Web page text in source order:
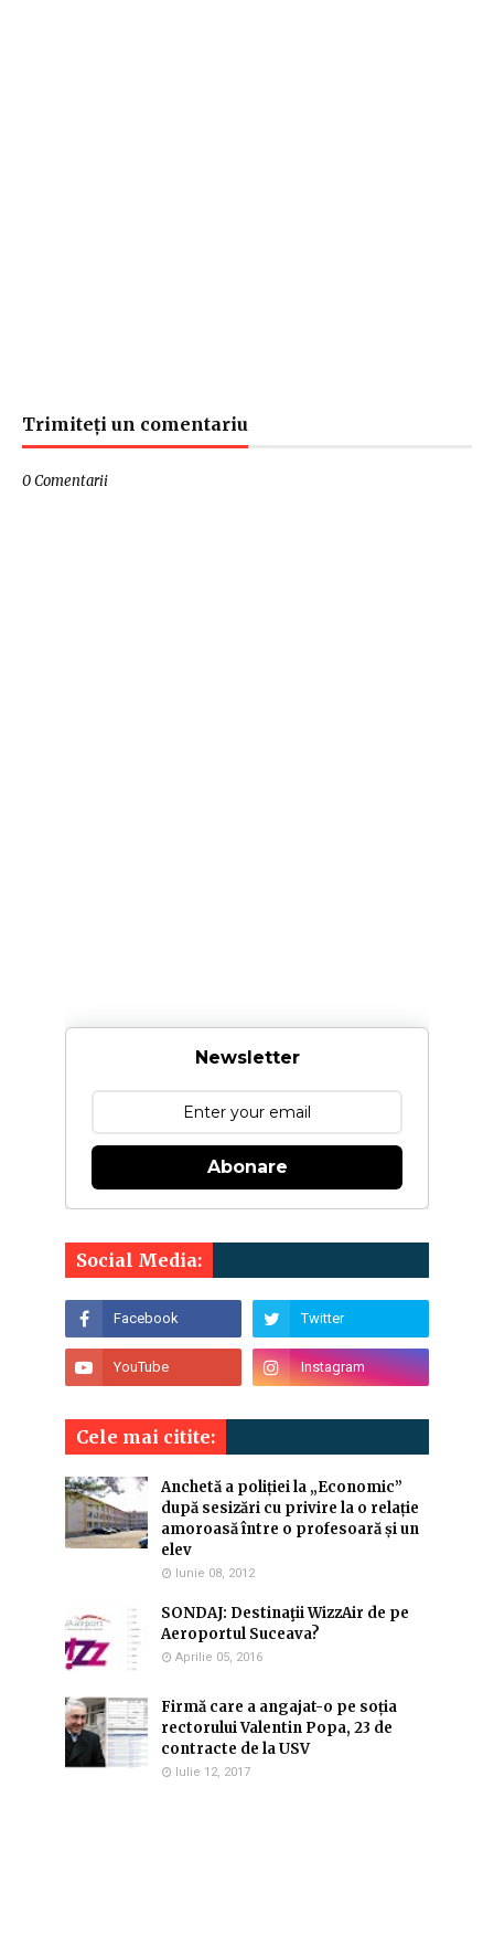
Trimiteți un comentariu
0 Comentarii
Newsletter
Abonare
Social Media:
Cele mai citite:
Anchetă a poliției la „Economic”
după sesizări cu privire la o relație
amoroasă între o profesoară și un
elev
Iunie 08, 2012
SONDAJ: Destinaţii WizzAir de pe
Aeroportul Suceava?
Aprilie 05, 2016
Firmă care a angajat-o pe soția
rectorului Valentin Popa, 23 de
contracte de la USV
Iulie 12, 2017